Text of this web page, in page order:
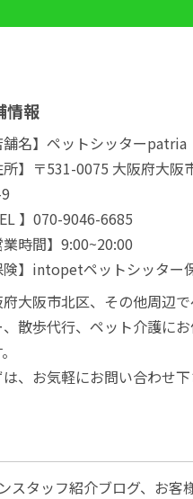
情報
舗名】ペットシッターpatria
所】〒531-0075 大阪府大阪
】070-9046-6685
業時間】9:00~20:00
険】intopetペットシッター
府大阪市北区、その他周辺
、散歩代行、ペット介護に
は、お気軽にお問い合わせ下
スタッフ紹介ブログ、お客